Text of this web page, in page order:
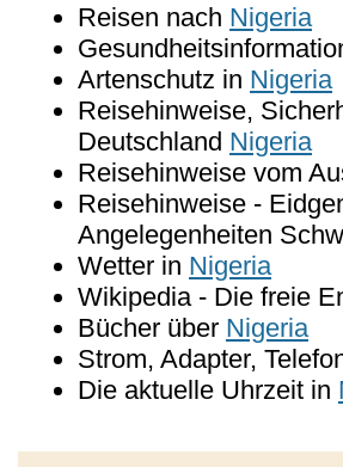
Reisen nach Nigeria
Artenschutz in Nigeria
Reisehinweise,
Deutschland Nigeria
Reisehinweise vom
Reisehinweise -
Angelegenheiten
Wetter in Nigeria
Wikipedia - Die freie
Bücher über Nigeria
Strom, Adapter,
Die aktuelle Uhrzeit in